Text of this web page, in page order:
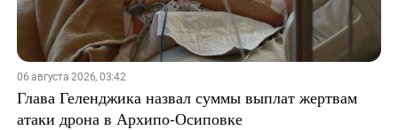
06 августа 2026, 03:42
Глава Геленджика назвал суммы выплат жертвам
атаки дрона в Архипо-Осиповке